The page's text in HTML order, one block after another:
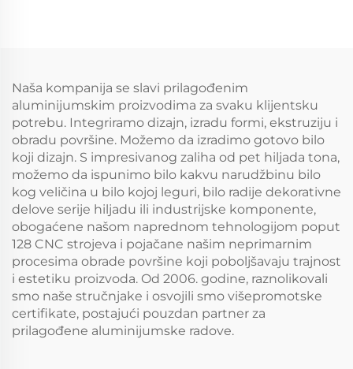
Naša kompanija se slavi prilagođenim
aluminijumskim proizvodima za svaku klijentsku
potrebu. Integriramo dizajn, izradu formi, ekstruziju i
obradu površine. Možemo da izradimo gotovo bilo
koji dizajn. S impresivanog zaliha od pet hiljada tona,
možemo da ispunimo bilo kakvu narudžbinu bilo
kog veličina u bilo kojoj leguri, bilo radije dekorativne
delove serije hiljadu ili industrijske komponente,
obogaćene našom naprednom tehnologijom poput
128 CNC strojeva i pojačane našim neprimarnim
procesima obrade površine koji poboljšavaju trajnost
i estetiku proizvoda. Od 2006. godine, raznolikovali
smo naše stručnjake i osvojili smo višepromotske
certifikate, postajući pouzdan partner za
prilagođene aluminijumske radove.